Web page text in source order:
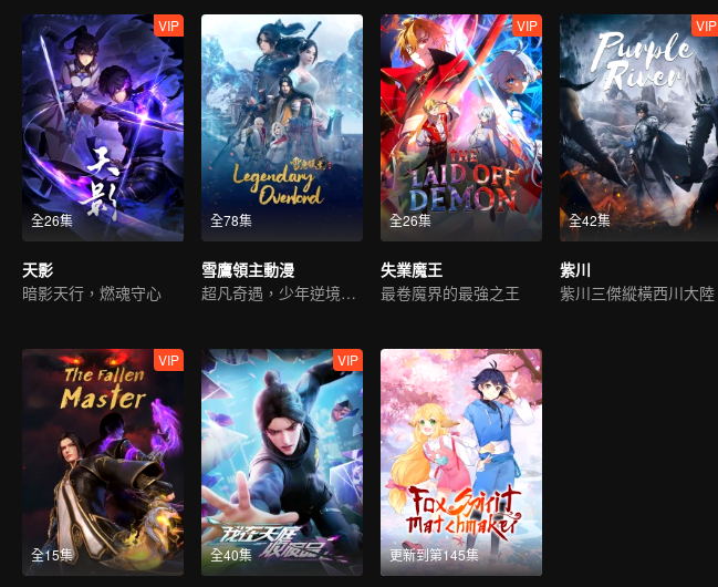
全26集
VIP
天影
暗影天行，燃魂守心
全78集
雪鷹領主動漫
超凡奇遇，少年逆境重生
全26集
VIP
失業魔王
最卷魔界的最強之王
全42集
VIP
紫川
紫川三傑縱橫西川大陸
全15集
VIP
全40集
VIP
更新到第145集